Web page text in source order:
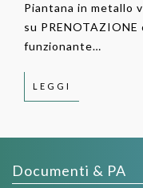
Piantana in metallo
su
funzionante…
LEGGI
Documenti & PA